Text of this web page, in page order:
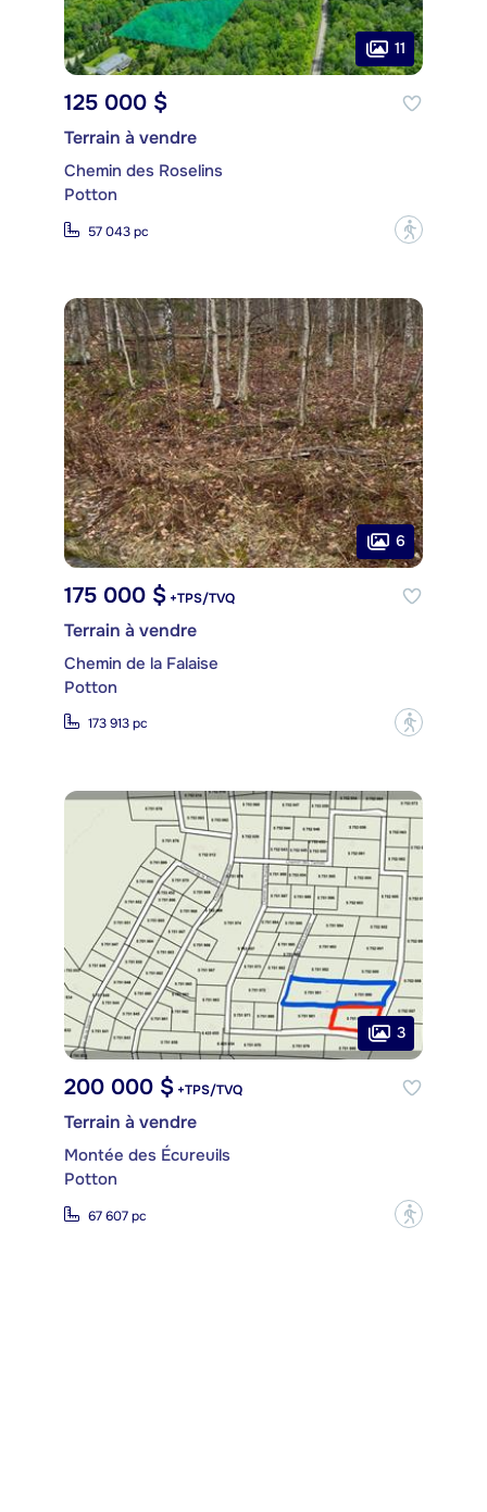
11
125 000 $
Terrain à vendre
Chemin des Roselins
Potton
57 043 pc ?
6
175 000 $ +TPS/TVQ
Terrain à vendre
Chemin de la Falaise
Potton
173 913 pc ?
3
200 000 $ +TPS/TVQ
Terrain à vendre
Montée des Écureuils
Potton
67 607 pc ?